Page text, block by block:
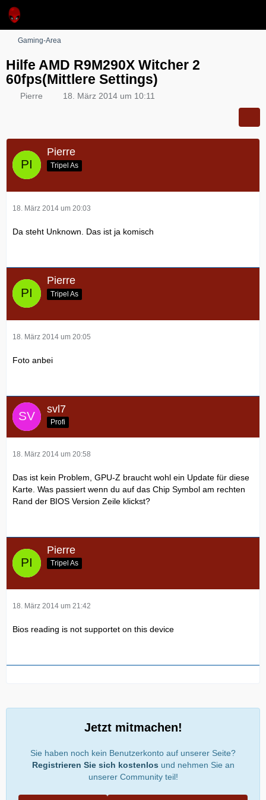
Gaming-Area
Hilfe AMD R9M290X Witcher 2
60fps(Mittlere Settings)
Pierre 18. März 2014 um 10:11
Pierre
Tripel As
18. März 2014 um 20:03
Da steht Unknown. Das ist ja komisch
Pierre
Tripel As
18. März 2014 um 20:05
Foto anbei
svl7
Profi
18. März 2014 um 20:58
Das ist kein Problem, GPU-Z braucht wohl ein Update für diese
Karte. Was passiert wenn du auf das Chip Symbol am rechten
Rand der BIOS Version Zeile klickst?
Pierre
Tripel As
18. März 2014 um 21:42
Bios reading is not supportet on this device
Jetzt mitmachen!
Sie haben noch kein Benutzerkonto auf unserer Seite?
Registrieren Sie sich kostenlos und nehmen Sie an
unserer Community teil!